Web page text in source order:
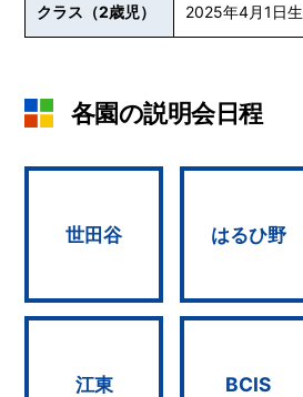
クラス（2歳児）
2025年4月1日生
各園の説明会日程
世田谷 はるひ野
江東 BCIS